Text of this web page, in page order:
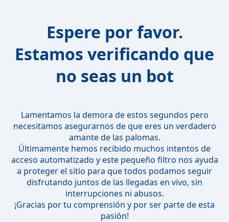
Espere por favor.
Estamos verificando que
no seas un bot
Lamentamos la demora de estos segundos pero
necesitamos asegurarnos de que eres un verdadero
amante de las palomas.
Últimamente hemos recibido muchos intentos de
acceso automatizado y este pequeño filtro nos ayuda
a proteger el sitio para que todos podamos seguir
disfrutando juntos de las llegadas en vivo, sin
interrupciones ni abusos.
¡Gracias por tu comprensión y por ser parte de esta
pasión!